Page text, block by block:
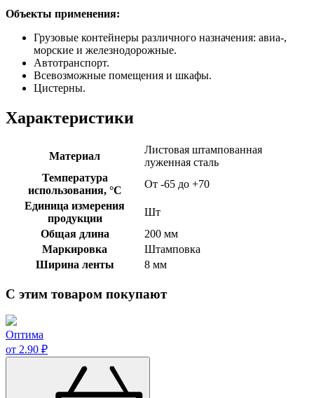
Объекты применения:
Грузовые контейнеры различного назначения: авиа-,
морские и железнодорожные.
Автотранспорт.
Всевозможные помещения и шкафы.
Цистерны.
Характеристики
Материал
Листовая штампованная
луженная сталь
Температура
использования, °C
От -65 до +70
Единица измерения
продукции
Шт
Общая длина
200 мм
Маркировка
Штамповка
Ширина ленты
8 мм
С этим товаром покупают
Оптима
от 2.90 ₽